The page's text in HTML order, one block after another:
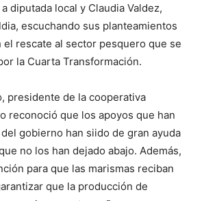
diputada local y Claudia Valdez,
escuchando sus planteamientos
el rescate al sector pesquero que se
la Cuarta Transformación.
presidente de la cooperativa
reconoció que los apoyos que han
gobierno han siido de gran ayuda
no los han dejado abajo. Además,
para que las marismas reciban
que la producción de